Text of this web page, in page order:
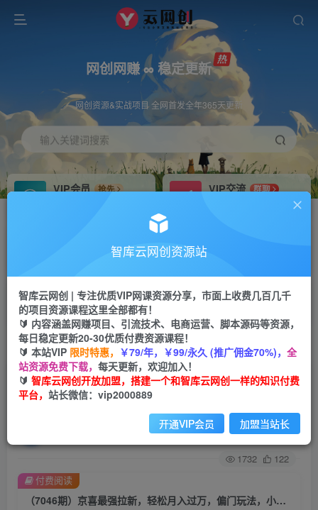
网创网赚 ∞ 稳定更新
网创资源&实战项目 全网首发全年365天更新
输入关键词搜索
VIP会员
抢先
VIP交流
群聊
研究探讨更多创业项目路子。
会员专属推广链接
网赚网创 项目
365天稳定跟新
APP下载
GO
首页 创业课程 会员专属 正文
（7046期）京喜最强拉新，轻松月入过万，偏门
玩法，小白也能轻易上手
关注 私信
1732 122
（7046期）京喜最强拉新，轻松月入过万，偏门玩法，小白也能轻易上手
付费阅读
智库云网创资源站
智库云网创 | 专注优质VIP网课资源分享，市面上收费几百几千
的项目资源课程这里全部都有！
🔰 内容涵盖网赚项目、引流技术、电商运营、脚本源码等资源，
每日稳定更新20-30优质付费资源课程！
🔰 本站VIP 限时特惠， ￥79/年，￥99/永久 (推广佣金70%)， 全
站资源免费下载， 每天更新，欢迎加入！
🔰 智库云网创开放加盟，搭建一个和智库云网创一样的知识付费
平台， 站长微信：vip2000889
开通VIP会员 加盟当站长